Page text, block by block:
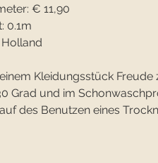
€ 11,90
0.1m
Kleidungsstück Freude
Grad und im
des Benutzen eines